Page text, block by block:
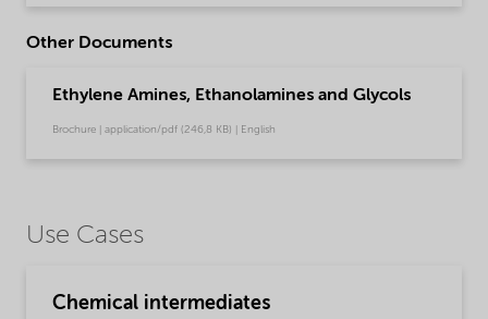
Other Documents
Ethylene Amines, Ethanolamines and Glycols
Brochure | application/pdf (246,8 KB) | English
Use Cases
Chemical intermediates